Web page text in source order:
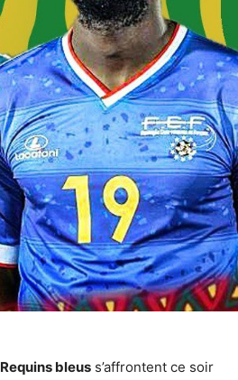
Requins bleus s’affrontent ce soir